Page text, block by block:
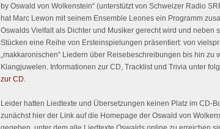
by Oswald von Wolkenstein“ (unterstützt von Schweizer Radio
hat Marc Lewon mit seinem Ensemble Leones ein Programm
Oswalds Vielfalt als Dichter und Musiker gerecht wird und neben
Stücken eine Reihe von Ersteinspielungen präsentiert: von
„makkaronischen“ Liedern über Reisebeschreibungen bis hin zu
Klangjuwelen. Informationen zur CD, Tracklist und Trivia unter
zur CD.
Leider hatten Liedtexte und Übersetzungen keinen Platz im CD-
zunächst hier der Link auf die Homepage der Oswald von